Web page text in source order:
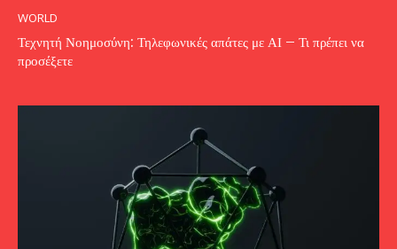
WORLD
Τεχνητή Νοημοσύνη: Τηλεφωνικές απάτες με ΑΙ – Τι πρέπει να
προσέξετε